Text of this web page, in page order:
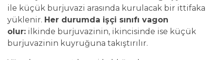
ile küçük burjuvazi arasında kurulacak bir ittifaka
yüklenir. Her durumda işçi sınıfı vagon
olur: ilkinde burjuvazinin, ikincisinde ise küçük
burjuvazinin kuyruğuna takıştırılır.